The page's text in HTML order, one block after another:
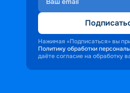
Нажимая «Подписаться» вы
Политику обработки
даёте согласие на обработку